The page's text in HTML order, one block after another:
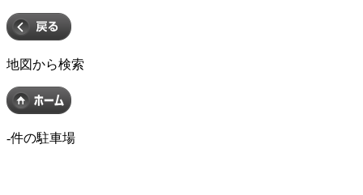
地図から検索
-件の駐車場